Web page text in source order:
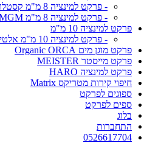
- פרקט למינציה 8 מ"מ קסטלו
- פרקט למינציה 8 מ"מ MGM
פרקט למינציה 10 מ"מ
- פרקט למינציה 10 מ"מ אלטיטיוד פלוס
פרקט מוגן מים Organic ORCA
פרקט מייסטר MEISTER
פרקט למינציה HARO
חיפוי קירות מטריקס Matrix
ספוגים לפרקט
ספים לפרקט
בלוג
התחברות
0526617704